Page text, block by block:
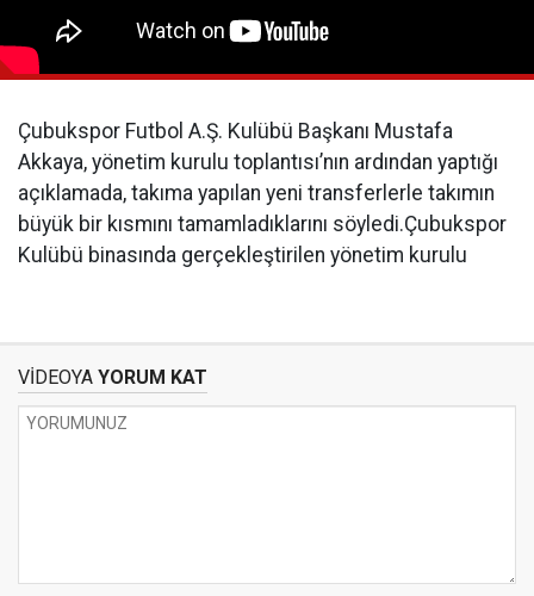
Çubukspor Futbol A.Ş. Kulübü Başkanı Mustafa
Akkaya, yönetim kurulu toplantısı’nın ardından yaptığı
açıklamada, takıma yapılan yeni transferlerle takımın
büyük bir kısmını tamamladıklarını söyledi.Çubukspor
Kulübü binasında gerçekleştirilen yönetim kurulu
VİDEOYA YORUM KAT